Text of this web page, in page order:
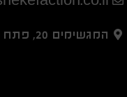
המגשימים 20, פתח תקווה